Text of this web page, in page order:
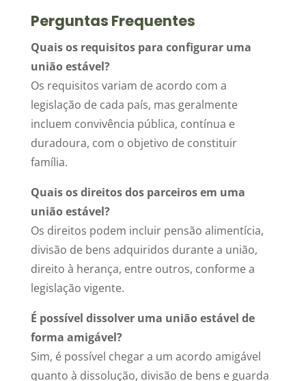
Perguntas Frequentes
Quais os requisitos para configurar uma
união estável?
Os requisitos variam de acordo com a
legislação de cada país, mas geralmente
incluem convivência pública, contínua e
duradoura, com o objetivo de constituir
família.
Quais os direitos dos parceiros em uma
união estável?
Os direitos podem incluir pensão alimentícia,
divisão de bens adquiridos durante a união,
direito à herança, entre outros, conforme a
legislação vigente.
É possível dissolver uma união estável de
forma amigável?
Sim, é possível chegar a um acordo amigável
quanto à dissolução, divisão de bens e guarda